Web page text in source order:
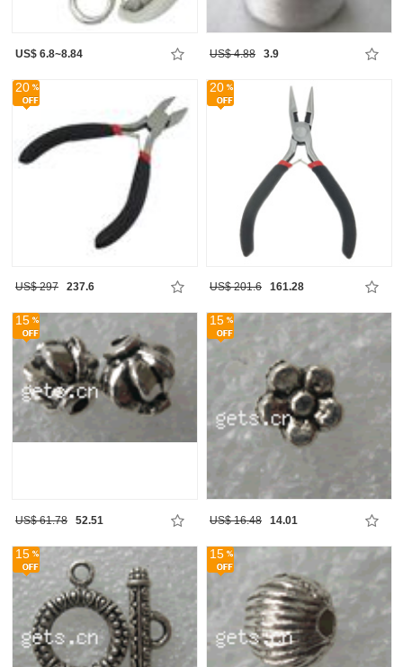
US$ 6.8~8.84 US$ 4.88 3.9
20
US$ 297 237.6
20
US$ 201.6 161.28
15
US$ 61.78 52.51
15
US$ 16.48 14.01
15 15